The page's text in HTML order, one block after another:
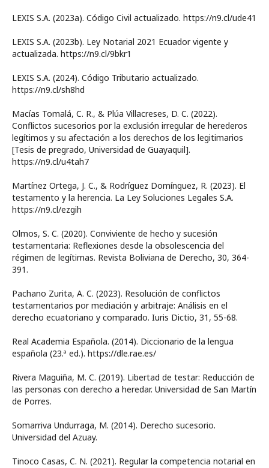
LEXIS S.A. (2023a). Código Civil actualizado. https://n9.cl/ude41
LEXIS S.A. (2023b). Ley Notarial 2021 Ecuador vigente y
actualizada. https://n9.cl/9bkr1
LEXIS S.A. (2024). Código Tributario actualizado.
https://n9.cl/sh8hd
Macías Tomalá, C. R., & Plúa Villacreses, D. C. (2022).
Conflictos sucesorios por la exclusión irregular de herederos
legítimos y su afectación a los derechos de los legitimarios
[Tesis de pregrado, Universidad de Guayaquil].
https://n9.cl/u4tah7
Martínez Ortega, J. C., & Rodríguez Domínguez, R. (2023). El
testamento y la herencia. La Ley Soluciones Legales S.A.
https://n9.cl/ezgih
Olmos, S. C. (2020). Conviviente de hecho y sucesión
testamentaria: Reflexiones desde la obsolescencia del
régimen de legítimas. Revista Boliviana de Derecho, 30, 364-
391.
Pachano Zurita, A. C. (2023). Resolución de conflictos
testamentarios por mediación y arbitraje: Análisis en el
derecho ecuatoriano y comparado. Iuris Dictio, 31, 55-68.
Real Academia Española. (2014). Diccionario de la lengua
española (23.ª ed.). https://dle.rae.es/
Rivera Maguiña, M. C. (2019). Libertad de testar: Reducción de
las personas con derecho a heredar. Universidad de San Martín
de Porres.
Somarriva Undurraga, M. (2014). Derecho sucesorio.
Universidad del Azuay.
Tinoco Casas, C. N. (2021). Regular la competencia notarial en